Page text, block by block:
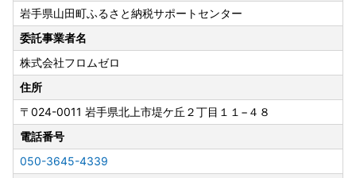
■オンラインワンストップ
マイナンバーカードをお持ちの方はオンラインにてワンス
トップ特例申請をすることもできます。ふるまどへログイン
し、オンラインワンストップ特例申請画面にて、マイナンバ
ーカードを読み取り、必要事項を入力し登録することで完了
します。必要書類をコピーして送付する手間が不要で大変便
利ですので是非ご利用ください。
ワンストップオンライン申請サービスふるまど
岩手県山田町ふるさと納税サポートセンター
委託事業者名
株式会社フロムゼロ
住所
〒024-0011 岩手県北上市堤ケ丘２丁目１１−４８
電話番号
050-3645-4339